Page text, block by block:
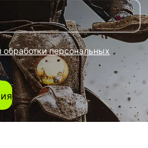
обработки персональных